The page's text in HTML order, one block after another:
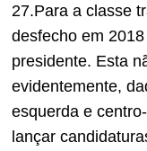
27.Para a classe
desfecho em
presidente. Esta
evidentemente,
esquerda e
lançar